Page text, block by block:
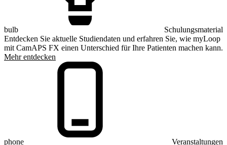
bulb
Schulungsmaterial
Entdecken Sie aktuelle Studiendaten und erfahren Sie, wie myLoop
mit CamAPS FX einen Unterschied für Ihre Patienten machen kann.
Mehr entdecken
phone
Veranstaltungen